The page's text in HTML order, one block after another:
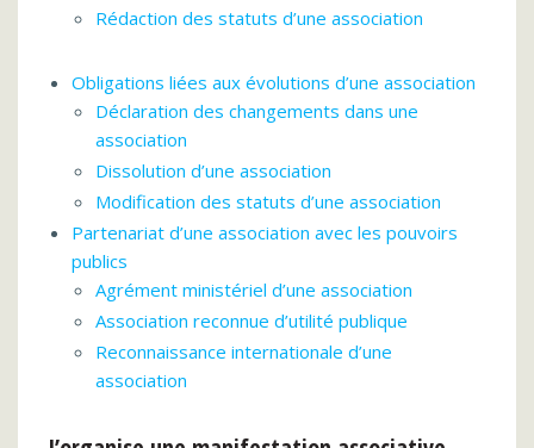
Rédaction des statuts d’une association
Obligations liées aux évolutions d’une association
Déclaration des changements dans une
association
Dissolution d’une association
Modification des statuts d’une association
Partenariat d’une association avec les pouvoirs
publics
Agrément ministériel d’une association
Association reconnue d’utilité publique
Reconnaissance internationale d’une
association